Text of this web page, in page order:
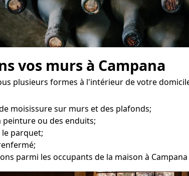
vos murs à Campana
plusieurs formes à l'intérieur de votre
moisissure sur murs et des plafonds;
peinture ou des enduits;
parquet;
parmi les occupants de la maison à Campana